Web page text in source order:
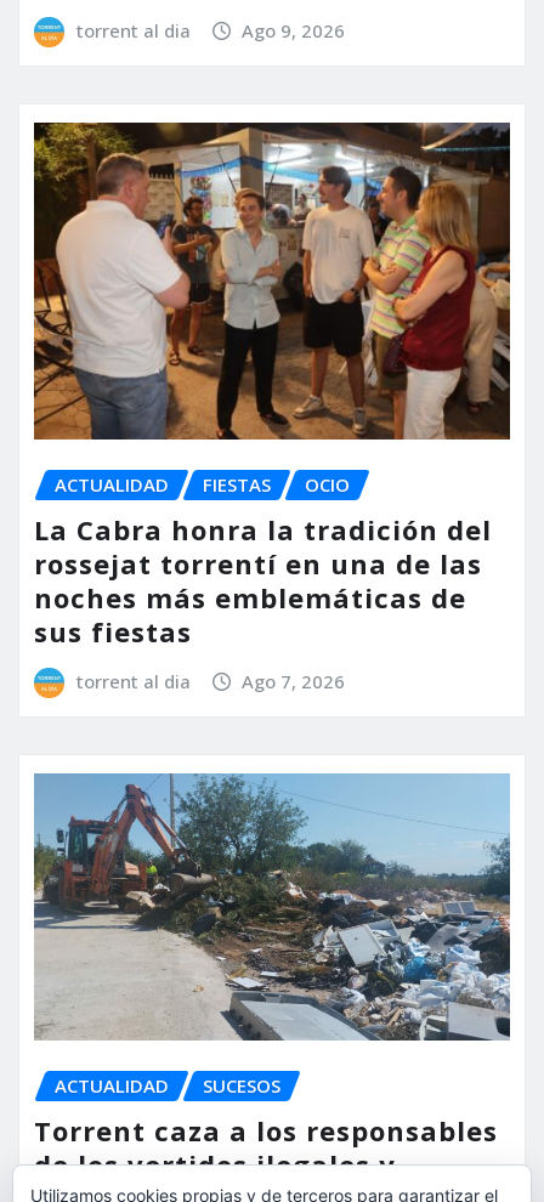
torrent al dia Ago 9, 2026
ACTUALIDAD FIESTAS OCIO
La Cabra honra la tradición del
rossejat torrentí en una de las
noches más emblemáticas de
sus fiestas
torrent al dia Ago 7, 2026
ACTUALIDAD SUCESOS
Torrent caza a los responsables
de los vertidos ilegales y
Utilizamos cookies propias y de terceros para garantizar el